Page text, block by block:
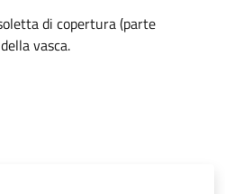
di copertura (parte
vasca.